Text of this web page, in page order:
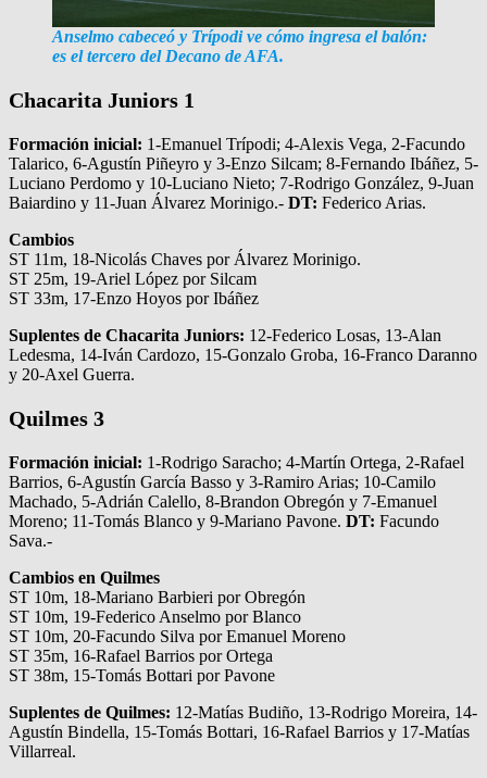
Anselmo cabeceó y Trípodi ve cómo ingresa el balón:
es el tercero del Decano de AFA.
Chacarita Juniors 1
Formación inicial: 1-Emanuel Trípodi; 4-Alexis Vega, 2-Facundo
Talarico, 6-Agustín Piñeyro y 3-Enzo Silcam; 8-Fernando Ibáñez, 5-
Luciano Perdomo y 10-Luciano Nieto; 7-Rodrigo González, 9-Juan
Baiardino y 11-Juan Álvarez Morinigo.- DT: Federico Arias.
Cambios
ST 11m, 18-Nicolás Chaves por Álvarez Morinigo.
ST 25m, 19-Ariel López por Silcam
ST 33m, 17-Enzo Hoyos por Ibáñez
Suplentes de Chacarita Juniors: 12-Federico Losas, 13-Alan
Ledesma, 14-Iván Cardozo, 15-Gonzalo Groba, 16-Franco Daranno
y 20-Axel Guerra.
Quilmes 3
Formación inicial: 1-Rodrigo Saracho; 4-Martín Ortega, 2-Rafael
Barrios, 6-Agustín García Basso y 3-Ramiro Arias; 10-Camilo
Machado, 5-Adrián Calello, 8-Brandon Obregón y 7-Emanuel
Moreno; 11-Tomás Blanco y 9-Mariano Pavone. DT: Facundo
Sava.-
Cambios en Quilmes
ST 10m, 18-Mariano Barbieri por Obregón
ST 10m, 19-Federico Anselmo por Blanco
ST 10m, 20-Facundo Silva por Emanuel Moreno
ST 35m, 16-Rafael Barrios por Ortega
ST 38m, 15-Tomás Bottari por Pavone
Suplentes de Quilmes: 12-Matías Budiño, 13-Rodrigo Moreira, 14-
Agustín Bindella, 15-Tomás Bottari, 16-Rafael Barrios y 17-Matías
Villarreal.